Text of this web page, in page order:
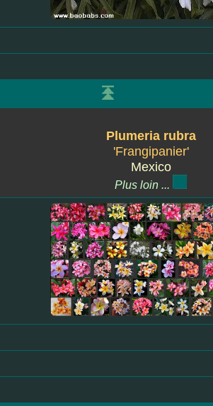
Plumeria rubra
'Frangipanier'
Mexico
Plus loin ...